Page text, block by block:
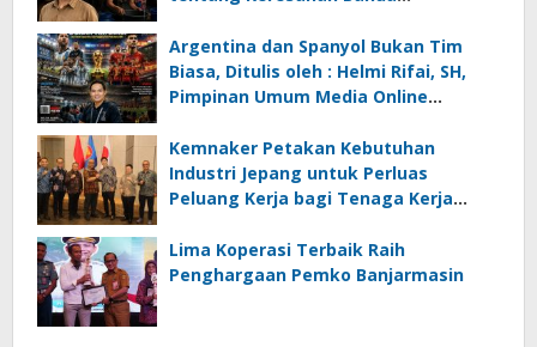
Ancaman Lingkungan, Oleh : Helmi
Rifai, SH
Argentina dan Spanyol Bukan Tim
Biasa, Ditulis oleh : Helmi Rifai, SH,
Pimpinan Umum Media Online
Kemnaker Petakan Kebutuhan
Industri Jepang untuk Perluas
Peluang Kerja bagi Tenaga Kerja
Lima Koperasi Terbaik Raih
Penghargaan Pemko Banjarmasin